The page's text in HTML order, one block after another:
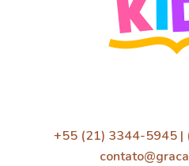
+55 (21) 3344-5945